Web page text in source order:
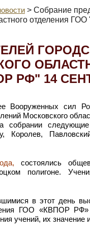
> Собрание
отделения
РФ" 14
Вооруженных сил
Московского
следующие
Королев,
состоялись
полигоне.
в этот день
ГОО «КВПОР
учений, их значение